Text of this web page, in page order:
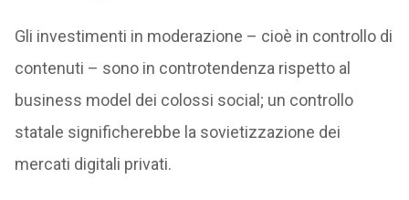
Gli investimenti in moderazione – cioè in controllo di
contenuti – sono in controtendenza rispetto al
business model dei colossi social; un controllo
statale significherebbe la sovietizzazione dei
mercati digitali privati.